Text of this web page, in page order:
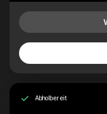
Abholbereit